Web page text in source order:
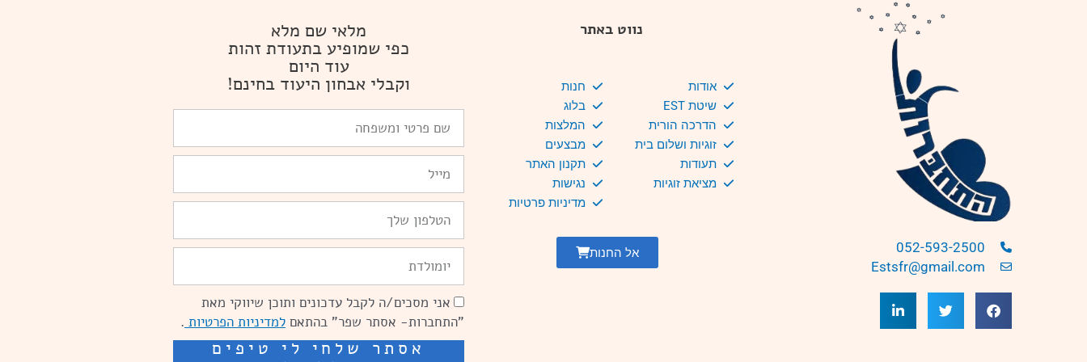
052-593-2500
Estsfr@gmail.com
נווט באתר
אודות
שיטת EST
הדרכה הורית
זוגיות ושלום בית
תעודות
מציאת זוגיות
חנות
בלוג
המלצות
מבצעים
תקנון האתר
נגישות
מדיניות פרטיות
אל החנות
מלאי שם מלא
כפי שמופיע בתעודת זהות
עוד היום
וקבלי אבחון היעוד בחינם!
פרטי
ומשפחה
הסכמה
אני מסכים/ה לקבל עדכונים ותוכן שיווקי מאת
"התחברות- אסתר שפר" בהתאם למדיניות הפרטיות .
אסתר שלחי לי טיפים